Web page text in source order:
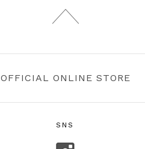
OFFICIAL ONLINE STORE
SNS